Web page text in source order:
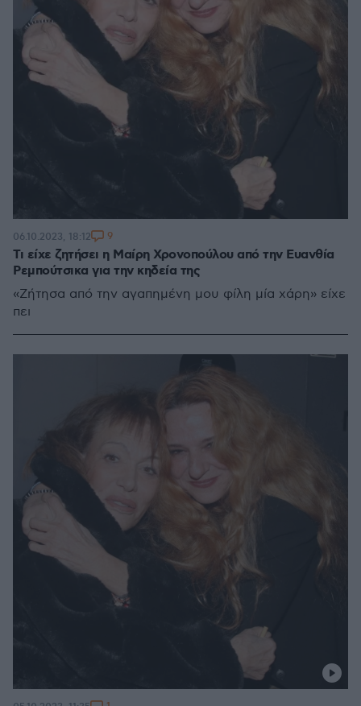
Τι είχε ζητήσει η Μαίρη Χρονοπούλου από την Ευανθία
Ρεμπούτσικα για την κηδεία της
«Ζήτησα από την αγαπημένη μου φίλη μία χάρη» είχε
πει
06.10.2023, 18:12 9